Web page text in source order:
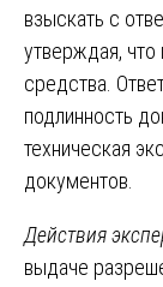
взыскать с
утверждая,
средства.
подлинность
техническая
документов.
Действия
выдаче